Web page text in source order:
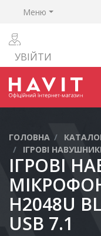
Меню
УВІЙТИ
ГОЛОВНА
ІГРОВІ
ІГРОВІ
H2048U
USB 7.1